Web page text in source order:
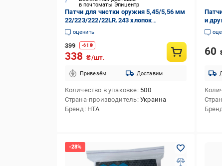
в почтоматы Эпицентр
Патчи для чистки оружия 5,45/5,56 мм
22/223/222/22LR.243 хлопок
квадратные 500 шт. (18230966)
оценить
399 -61 ₴
338 ₴/шт.
Привезём Доставим
Количество в упаковке 500
Страна-производитель Украина
Бренд HTA
и
60